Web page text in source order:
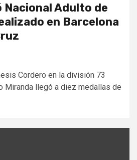
Nacional Adulto de
en Barcelona
Cordero en la división 73
Miranda llegó a diez medallas de